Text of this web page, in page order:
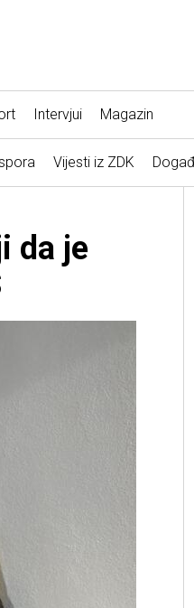
Intervjui Magazin
Vijesti iz ZDK
da je